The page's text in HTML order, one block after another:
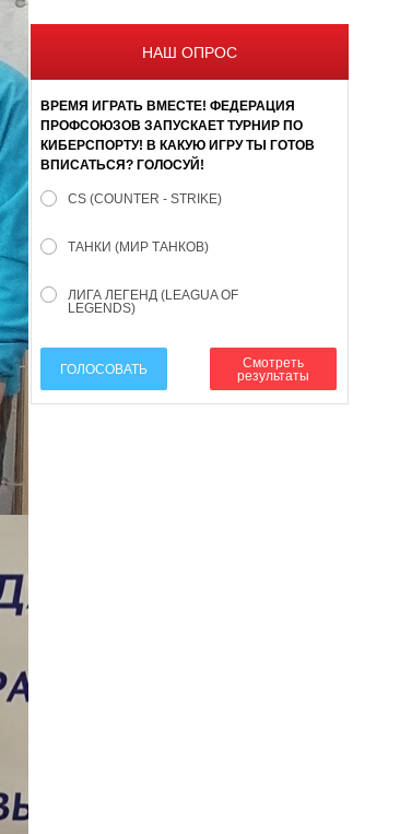
НАШ ОПРОС
ВРЕМЯ ИГРАТЬ ВМЕСТЕ! ФЕДЕРАЦИЯ
ПРОФСОЮЗОВ ЗАПУСКАЕТ ТУРНИР ПО
КИБЕРСПОРТУ! В КАКУЮ ИГРУ ТЫ ГОТОВ
ВПИСАТЬСЯ? ГОЛОСУЙ!
CS (COUNTER - STRIKE)
ТАНКИ (МИР ТАНКОВ)
ЛИГА ЛЕГЕНД (LEAGUA OF
LEGENDS)
ГОЛОСОВАТЬ
Смотреть
результаты